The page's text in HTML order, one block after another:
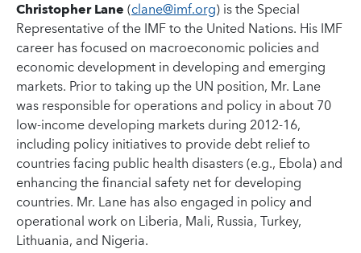
Christopher Lane(clane@imf.org) is the Special
Representative of the IMF to the United Nations. His IMF
career has focused on macroeconomic policies and
economic development in developing and emerging
markets. Prior to taking up the UN position, Mr. Lane
was responsible for operations and policy in about 70
low-income developing markets during 2012-16,
including policy initiatives to provide debt relief to
countries facing public health disasters (e.g., Ebola) and
enhancing the financial safety net for developing
countries. Mr. Lane has also engaged in policy and
operational work on Liberia, Mali, Russia, Turkey,
Lithuania, and Nigeria.